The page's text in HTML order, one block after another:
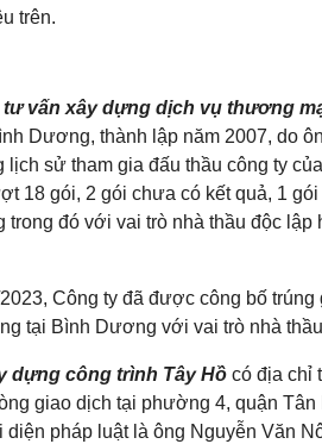
trên.
tư vấn xây dựng dịch vụ thương
Dương, thành lập năm 2007, do
lịch sử tham gia đấu thầu công ty
18 gói, 2 gói chưa có kết quả, 1
trong đó với vai trò nhà thầu độc
Công ty đã được công bố
tại Bình Dương với vai trò nhà
dựng công trình Tây Hồ có địa chỉ
giao dịch tại phường 4, quận Tân
pháp luật là ông Nguyễn Văn